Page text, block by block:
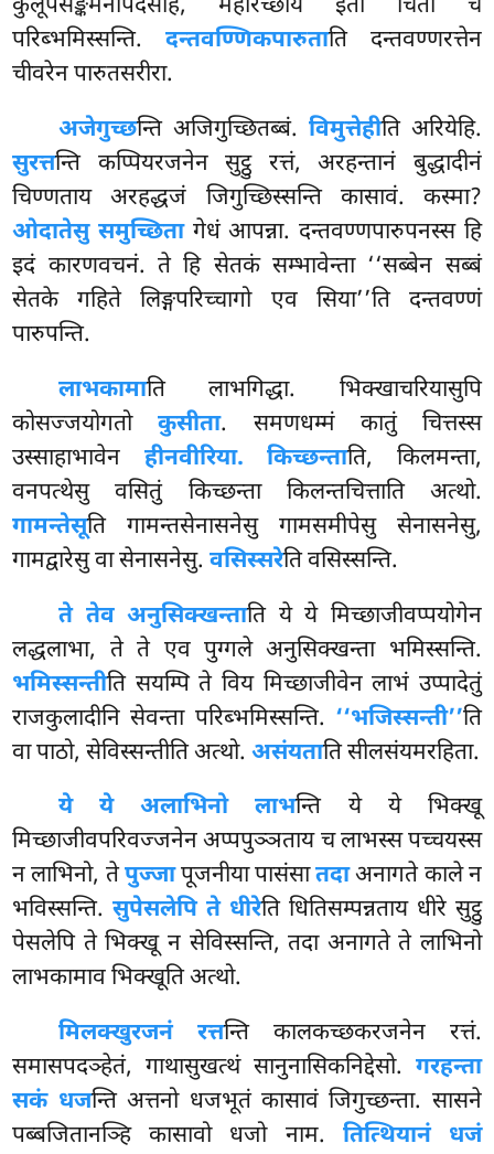
कुलूपसङ्कमनापदेसेहि, महारच्छाय इतो चितो च
परिब्भमिस्सन्ति. दन्तवण्णिकपारुताति दन्तवण्णरत्तेन
चीवरेन पारुतसरीरा.
अजेगुच्छन्ति अजिगुच्छितब्बं. विमुत्तेहीति अरियेहि.
सुरत्तन्ति कप्पियरजनेन सुट्ठु रत्तं, अरहन्तानं बुद्धादीनं
चिण्णताय अरहद्धजं जिगुच्छिस्सन्ति कासावं. कस्मा?
ओदातेसु समुच्छितागेधं आपन्ना. दन्तवण्णपारुपनस्स हि
इदं कारणवचनं. ते हि सेतकं सम्भावेन्ता ‘‘सब्बेन सब्बं
सेतके गहिते लिङ्गपरिच्चागो एव सिया’’ति दन्तवण्णं
पारुपन्ति.
लाभकामाति लाभगिद्धा. भिक्खाचरियासुपि
कोसज्जयोगतोकुसीता. समणधम्मं कातुं चित्तस्स
उस्साहाभावेन हीनवीरिया. किच्छन्ताति, किलमन्ता,
वनपत्थेसु वसितुं किच्छन्ता किलन्तचित्ताति अत्थो.
गामन्तेसूति गामन्तसेनासनेसु गामसमीपेसु सेनासनेसु,
गामद्वारेसु वा सेनासनेसु.वसिस्सरेति वसिस्सन्ति.
ते तेव अनुसिक्खन्ताति ये ये मिच्छाजीवप्पयोगेन
लद्धलाभा, ते ते एव पुग्गले अनुसिक्खन्ता भमिस्सन्ति.
भमिस्सन्तीति सयम्पि ते विय मिच्छाजीवेन लाभं उप्पादेतुं
राजकुलादीनि सेवन्ता परिब्भमिस्सन्ति. ‘‘भजिस्सन्ती’’ति
वा पाठो, सेविस्सन्तीति अत्थो.असंयताति सीलसंयमरहिता.
ये ये अलाभिनो लाभन्ति ये ये भिक्खू
मिच्छाजीवपरिवज्जनेन अप्पपुञ्ञताय च लाभस्स पच्चयस्स
न लाभिनो, तेपुज्जापूजनीया पासंसातदाअनागते काले न
भविस्सन्ति.सुपेसलेपि ते धीरेति धितिसम्पन्नताय धीरे सुट्ठु
पेसलेपि ते भिक्खू न सेविस्सन्ति, तदा अनागते ते लाभिनो
लाभकामाव भिक्खूति अत्थो.
मिलक्खुरजनं रत्तन्ति कालकच्छकरजनेन रत्तं.
समासपदञ्हेतं, गाथासुखत्थं सानुनासिकनिद्देसो. गरहन्ता
सकं धजन्ति अत्तनो धजभूतं कासावं जिगुच्छन्ता. सासने
पब्बजितानञ्हि कासावो धजो नाम. तित्थियानं धजं